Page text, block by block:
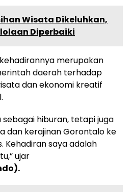
Wisata Dikeluhkan,
Diperbaiki
merupakan
daerah terhadap
dan ekonomi kreatif
sebagai hiburan, tetapi juga
dan kerajinan Gorontalo ke
Kehadiran saya adalah
ujar